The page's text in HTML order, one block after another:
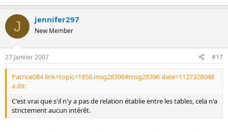
J jennifer297
New Member
27 Janvier 2007 #17
Patrice084 link=topic=1856.msg28396#msg28396 date=1127328048
a dit:
C'est vrai que s'il n'y a pas de relation établie entre les tables, cela n'a
strictement aucun intérêt.